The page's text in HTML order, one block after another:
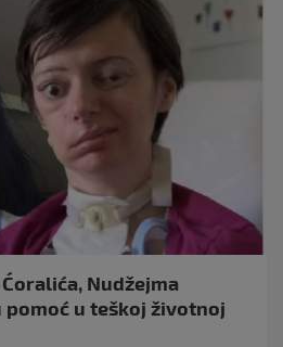
Nudžejma
pomoć u teškoj životnoj